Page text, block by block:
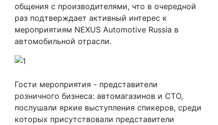
общения с производителями, что в очередной
раз подтверждает активный интерес к
мероприятиям NEXUS Automotive Russia в
автомобильной отрасли.
Гости мероприятия - представители
розничного бизнеса: автомагазинов и СТО,
послушали яркие выступления спикеров, среди
которых присутствовали представители